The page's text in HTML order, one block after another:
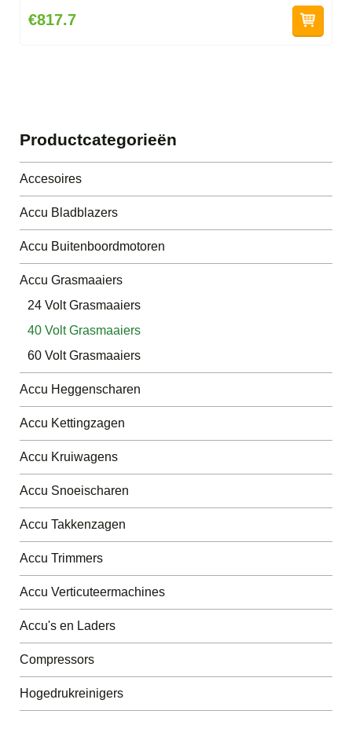
€817.7
Productcategorieën
Accesoires
Accu Bladblazers
Accu Buitenboordmotoren
Accu Grasmaaiers
24 Volt Grasmaaiers
40 Volt Grasmaaiers
60 Volt Grasmaaiers
Accu Heggenscharen
Accu Kettingzagen
Accu Kruiwagens
Accu Snoeischaren
Accu Takkenzagen
Accu Trimmers
Accu Verticuteermachines
Accu's en Laders
Compressors
Hogedrukreinigers